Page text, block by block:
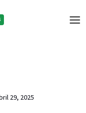
29, 2025